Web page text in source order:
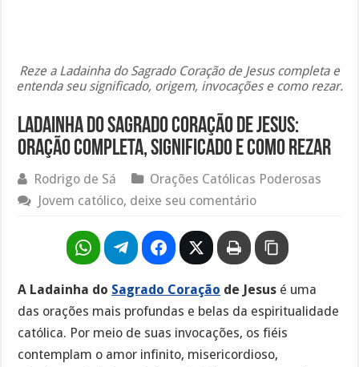
Reze a Ladainha do Sagrado Coração de Jesus completa e
entenda seu significado, origem, invocações e como rezar.
Ladainha do Sagrado Coração de Jesus:
oração completa, significado e como rezar
Rodrigo de Sá
Orações Católicas Poderosas
Jovem católico, deixe seu comentário
A Ladainha do Sagrado Coração de Jesus é uma
das orações mais profundas e belas da espiritualidade
católica. Por meio de suas invocações, os fiéis
contemplam o amor infinito, misericordioso,